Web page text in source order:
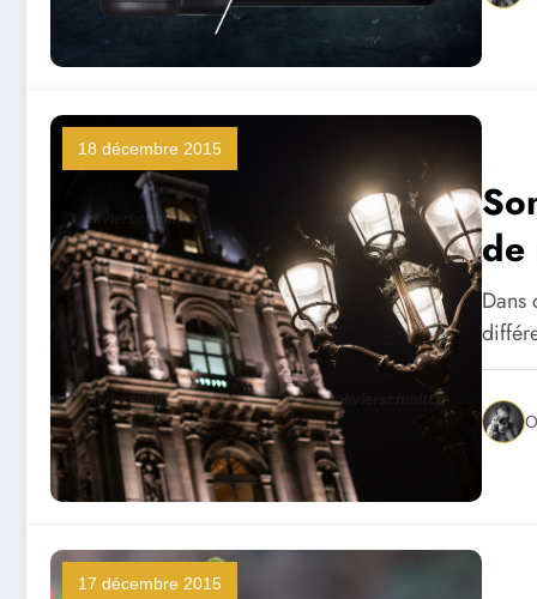
18 décembre 2015
de
Dans
17 décembre 2015